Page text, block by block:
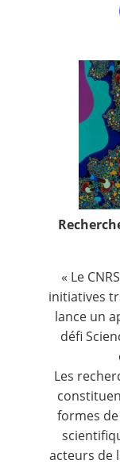
« Le
initiatives
lance un
défi
Les
formes
acteurs de